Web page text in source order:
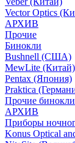
Vector Optics
АРХИВ
Прочие
Бинокли
Bushnell (США)
MewLite (Китай)
Pentax (Япония)
Praktica
Прочие бинокли
АРХИВ
Приборы
Konus Optical